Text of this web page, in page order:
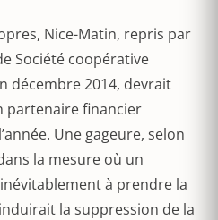
Nice-Matin, repris par
Société coopérative
décembre 2014, devrait
partenaire financier
Une gageure, selon
la mesure où un
à prendre la
la suppression de la